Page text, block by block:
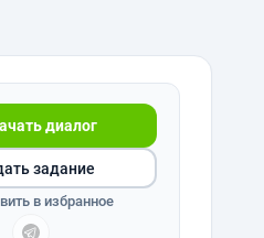
диалог
задание
в избранное